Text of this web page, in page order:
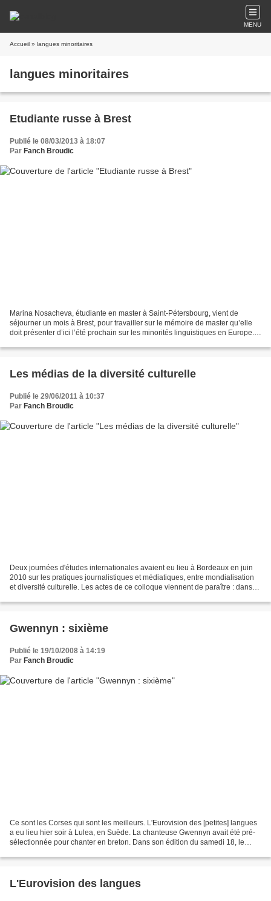
MENU
Accueil » langues minoritaires
langues minoritaires
Etudiante russe à Brest
Publié le 08/03/2013 à 18:07
Par Fanch Broudic
Marina Nosacheva, étudiante en master à Saint-Pétersbourg, vient de
séjourner un mois à Brest, pour travailler sur le mémoire de master qu’elle
doit présenter d’ici l’été prochain sur les minorités linguistiques en Europe.
Les médias de la diversité culturelle
Publié le 29/06/2011 à 10:37
Par Fanch Broudic
Deux journées d'études internationales avaient eu lieu à Bordeaux en juin
2010 sur les pratiques journalistiques et médiatiques, entre mondialisation
et diversité culturelle. Les actes de ce colloque viennent de paraître : dans
Gwennyn : sixième
Publié le 19/10/2008 à 14:19
Par Fanch Broudic
Ce sont les Corses qui sont les meilleurs. L'Eurovision des [petites] langues
a eu lieu hier soir à Lulea, en Suède. La chanteuse Gwennyn avait été pré-
sélectionnée pour chanter en breton. Dans son édition du samedi 18, le
L'Eurovision des langues